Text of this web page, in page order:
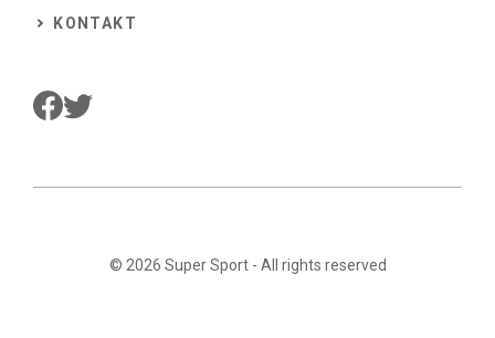
KONTAKT
© 2026 Super Sport- All rights reserved